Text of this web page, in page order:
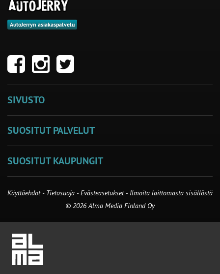
AutoJerryn asiakaspalvelu
SIVUSTO
SUOSITUT PALVELUT
SUOSITUT KAUPUNGIT
Käyttöehdot - Tietosuoja -Evästeasetukset- Ilmoita laittomasta sisällöstä
© 2026 Alma Media Finland Oy